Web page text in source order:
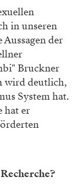
in unseren
der
Bruckner
wird deutlich,
System hat.
hat er